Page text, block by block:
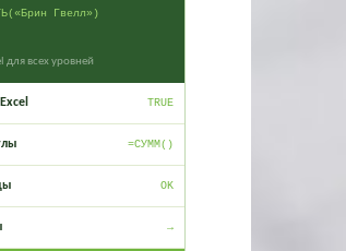
Гвелл»)
для всех уровней
TRUE
=СУММ()
OK
→